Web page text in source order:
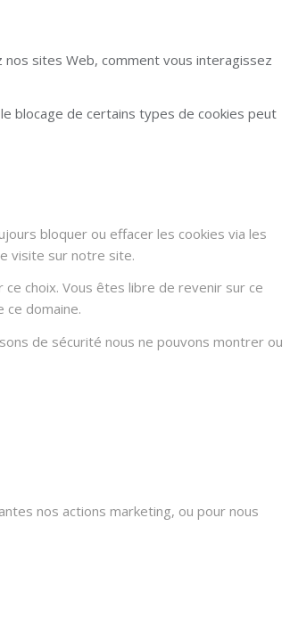
sites Web, comment vous interagissez
blocage de certains types de cookies peut
bloquer ou effacer les cookies via les
visite sur notre site.
choix. Vous êtes libre de revenir sur ce
ce domaine.
de sécurité nous ne pouvons montrer ou
nos actions marketing, ou pour nous